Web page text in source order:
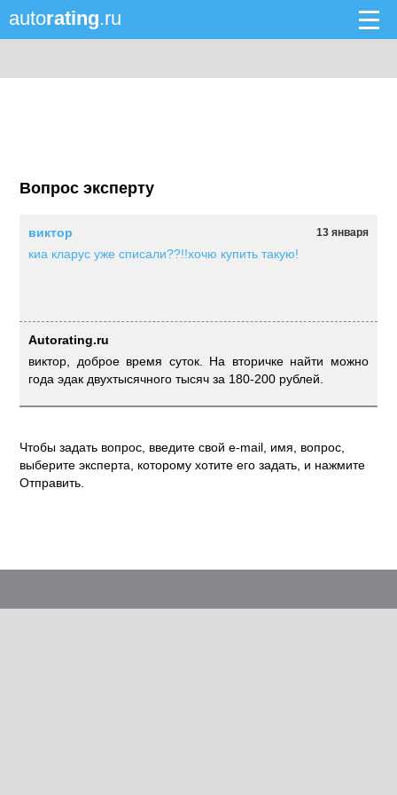
autorating.ru
Вопрос эксперту
13 января
виктор
киа кларус уже списали??!!хочю купить такую!
Autorating.ru
виктор, доброе время суток. На вторичке найти можно
года эдак двухтысячного тысяч за 180-200 рублей.
Чтобы задать вопрос, введите свой e-mail, имя, вопрос,
выберите эксперта, которому хотите его задать, и нажмите
Отправить.